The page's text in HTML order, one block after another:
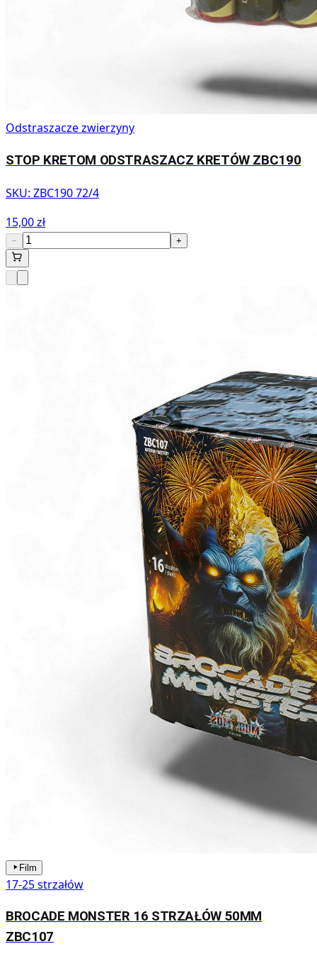
Odstraszacze zwierzyny
STOP KRETOM ODSTRASZACZ KRETÓW ZBC190
SKU: ZBC190 72/4
15,00 zł
− +
Film
17-25 strzałów
BROCADE MONSTER 16 STRZAŁÓW 50MM
ZBC107